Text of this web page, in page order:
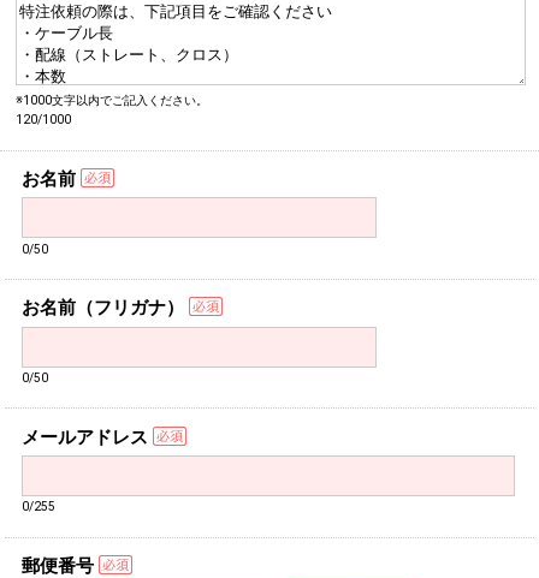
※1000文字以内でご記入ください。
120/1000
お名前
0/50
お名前（フリガナ）
0/50
メールアドレス
0/255
郵便番号